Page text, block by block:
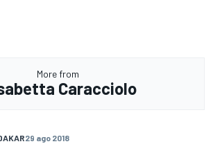
More from
Caracciolo
29 ago 2018